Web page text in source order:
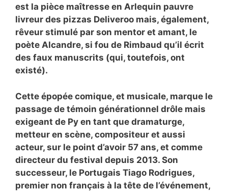
est la pièce maîtresse en Arlequin pauvre
livreur des pizzas Deliveroo mais, également,
rêveur stimulé par son mentor et amant, le
poète Alcandre, si fou de Rimbaud qu’il écrit
des faux manuscrits (qui, toutefois, ont
existé).
Cette épopée comique, et musicale, marque le
passage de témoin générationnel drôle mais
exigeant de Py en tant que dramaturge,
metteur en scène, compositeur et aussi
acteur, sur le point d’avoir 57 ans, et comme
directeur du festival depuis 2013. Son
successeur, le Portugais Tiago Rodrigues,
premier non français à la tête de l’événement,